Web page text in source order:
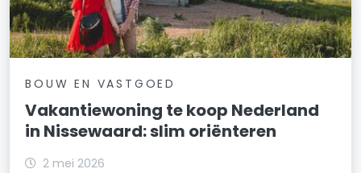
BOUW EN VASTGOED
Vakantiewoning te koop Nederland
in Nissewaard: slim oriënteren
2 mei 2026